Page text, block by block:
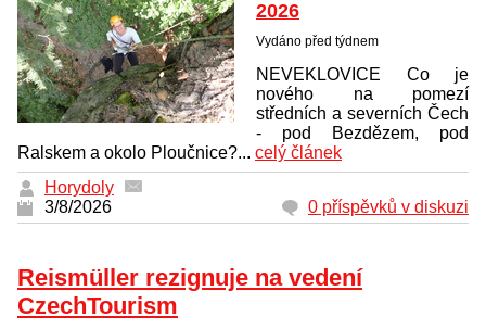
2026
Vydáno před týdnem
NEVEKLOVICE Co je
nového na pomezí
středních a severních Čech
- pod Bezdězem, pod
Ralskem a okolo Ploučnice?... celý článek
Horydoly
3/8/2026
0 příspěvků v diskuzi
Reismüller rezignuje na vedení
CzechTourism